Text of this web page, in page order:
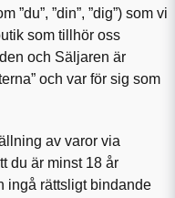
”du”, ”din”, ”dig”) som vi
som tillhör oss
och Säljaren är
och var för sig som
av varor via
du är minst 18 år
ingå rättsligt bindande